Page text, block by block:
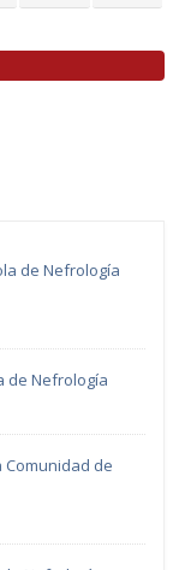
de Nefrología
de Nefrología
Comunidad de